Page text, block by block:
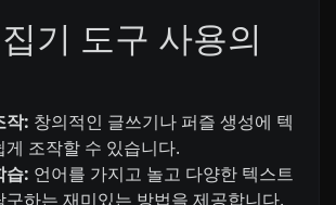
기 도구 사용의
작: 창의적인 글쓰기나 퍼즐 생성에 텍
게 조작할 수 있습니다.
습: 언어를 가지고 놀고 다양한 텍스트
구하는 재미있는 방법을 제공합니다.